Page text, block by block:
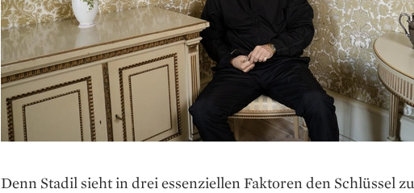
Denn Stadil sieht in drei essenziellen Fak­toren den Schlüssel zu